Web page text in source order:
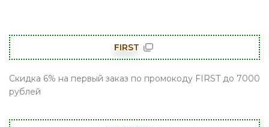
FIRST
Скидка 6% на первый заказ по промокоду FIRST до 7000
рублей